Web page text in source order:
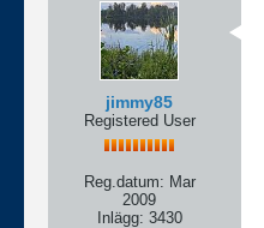
jimmy85
Registered User
Reg.datum: Mar
2009
Inlägg: 3430